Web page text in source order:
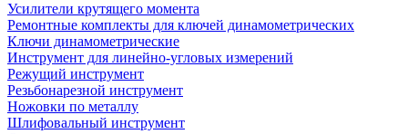
Усилители крутящего момента
Ремонтные комплекты для ключей динамометрических
Ключи динамометрические
Инструмент для линейно-угловых измерений
Режущий инструмент
Резьбонарезной инструмент
Ножовки по металлу
Шлифовальный инструмент